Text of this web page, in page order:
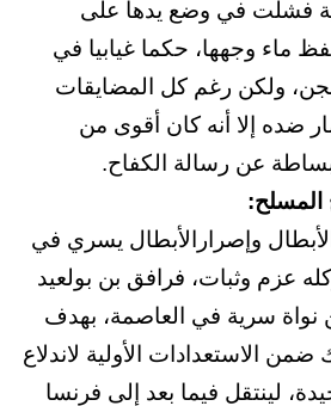
فشلت في وضع يدها على
ماء وجهها، حكما غيابيا في
سجن، ولكن رغم كل المضايقات
ضده إلا أنه كان أقوى من
ببساطة عن رسالة الكفاح.
المسلح:
وإصرارالأبطال يسري في
عزم وثبات، فرافق بن بولعيد
تكوين نواة سرية في العاصمة، بهدف
الاستعدادات الأولية لاندلاع
لينتقل فيما بعد إلى فرنسا